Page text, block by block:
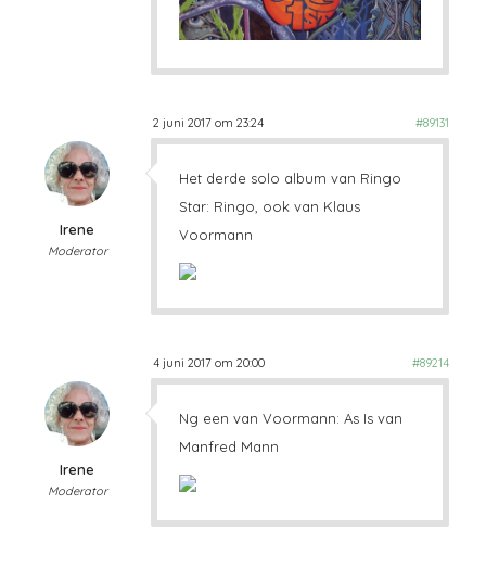
2 juni 2017 om 23:24 #89131
Irene
Moderator
Het derde solo album van Ringo
Star: Ringo, ook van Klaus
Voormann
4 juni 2017 om 20:00 #89214
Irene
Moderator
Ng een van Voormann: As Is van
Manfred Mann